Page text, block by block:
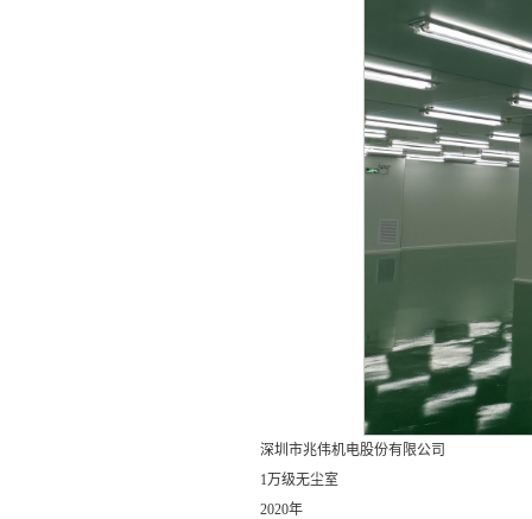
深圳市兆伟机电股份有限公司
1万级无尘室
2020年